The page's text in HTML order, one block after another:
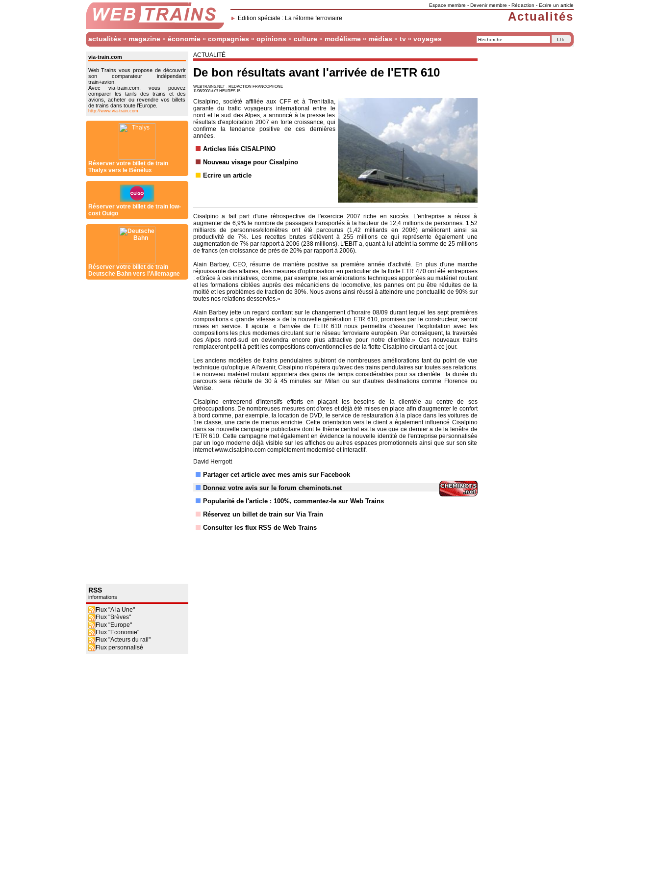
Espace membre - Devenir membre - Rédaction - Ecrire un article
Edition spéciale : La réforme ferroviaire Actualités
actualités magazine économie compagnies opinions culture modélisme médias tv voyages
via-train.com
Web Trains vous propose de découvrir
son comparateur indépendant
train+avion.
Avec via-train.com, vous pouvez
comparer les tarifs des trains et des
avions, acheter ou revendre vos billets
de trains dans toute l'Europe.
http://www.via-train.com
Réserver votre billet de train
Thalys vers le Bénélux
Réserver votre billet de train low-
cost Ouigo
Réserver votre billet de train
Deutsche Bahn vers l'Allemagne
RSS
informations
Flux "A la Une"
Flux "Brèves"
Flux "Europe"
Flux "Economie"
Flux "Acteurs du rail"
Flux personnalisé
ACTUALITÉ
De bon résultats avant l'arrivée de l'ETR 610
WEBTRAINS.NET - REDACTION FRANCOPHONE
11/06/2008 à 07 HEURES 15
Cisalpino, société affiliée aux CFF et à Trenitalia,
garante du trafic voyageurs international entre le
nord et le sud des Alpes, a annoncé à la presse les
résultats d'exploitation 2007 en forte croissance, qui
confirme la tendance positive de ces dernières
années.
Articles liés CISALPINO
Nouveau visage pour Cisalpino
Ecrire un article
Cisalpino a fait part d'une rétrospective de l'exercice 2007 riche en succès. L'entreprise a réussi à
augmenter de 6,9% le nombre de passagers transportés à la hauteur de 12,4 millions de personnes. 1,52
milliards de personnes/kilomètres ont été parcourus (1,42 milliards en 2006) améliorant ainsi sa
productivité de 7%. Les recettes brutes s'élèvent à 255 millions ce qui représente également une
augmentation de 7% par rapport à 2006 (238 millions). L'EBIT a, quant à lui atteint la somme de 25 millions
de francs (en croissance de près de 20% par rapport à 2006).
Alain Barbey, CEO, résume de manière positive sa première année d'activité. En plus d'une marche
réjouissante des affaires, des mesures d'optimisation en particulier de la flotte ETR 470 ont été entreprises
: «Grâce à ces initiatives, comme, par exemple, les améliorations techniques apportées au matériel roulant
et les formations ciblées auprès des mécaniciens de locomotive, les pannes ont pu être réduites de la
moitié et les problèmes de traction de 30%. Nous avons ainsi réussi à atteindre une ponctualité de 90% sur
toutes nos relations desservies.»
Alain Barbey jette un regard confiant sur le changement d'horaire 08/09 durant lequel les sept premières
compositions « grande vitesse » de la nouvelle génération ETR 610, promises par le constructeur, seront
mises en service. Il ajoute: « l'arrivée de l'ETR 610 nous permettra d'assurer l'exploitation avec les
compositions les plus modernes circulant sur le réseau ferroviaire européen. Par conséquent, la traversée
des Alpes nord-sud en deviendra encore plus attractive pour notre clientèle.» Ces nouveaux trains
remplaceront petit à petit les compositions conventionnelles de la flotte Cisalpino circulant à ce jour.
Les anciens modèles de trains pendulaires subiront de nombreuses améliorations tant du point de vue
technique qu'optique. A l'avenir, Cisalpino n'opérera qu'avec des trains pendulaires sur toutes ses relations.
Le nouveau matériel roulant apportera des gains de temps considérables pour sa clientèle : la durée du
parcours sera réduite de 30 à 45 minutes sur Milan ou sur d'autres destinations comme Florence ou
Venise.
Cisalpino entreprend d'intensifs efforts en plaçant les besoins de la clientèle au centre de ses
préoccupations. De nombreuses mesures ont d'ores et déjà été mises en place afin d'augmenter le confort
à bord comme, par exemple, la location de DVD, le service de restauration à la place dans les voitures de
1re classe, une carte de menus enrichie. Cette orientation vers le client a également influencé Cisalpino
dans sa nouvelle campagne publicitaire dont le thème central est la vue que ce dernier a de la fenêtre de
l'ETR 610. Cette campagne met également en évidence la nouvelle identité de l'entreprise personnalisée
par un logo moderne déjà visible sur les affiches ou autres espaces promotionnels ainsi que sur son site
internet www.cisalpino.com complètement modernisé et interactif.
David Herrgott
Partager cet article avec mes amis sur Facebook
Donnez votre avis sur le forum cheminots.net
Popularité de l'article : 100%, commentez-le sur Web Trains
Réservez un billet de train sur Via Train
Consulter les flux RSS de Web Trains